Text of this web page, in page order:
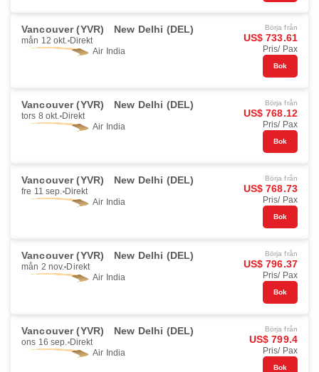
Vancouver (YVR) New Delhi (DEL)
mån 12 okt. Direkt
Air India
Börja från
US$ 733.61
Pris/ Pax
Bok
Vancouver (YVR) New Delhi (DEL)
tors 8 okt. Direkt
Air India
Börja från
US$ 768.12
Pris/ Pax
Bok
Vancouver (YVR) New Delhi (DEL)
fre 11 sep. Direkt
Air India
Börja från
US$ 768.73
Pris/ Pax
Bok
Vancouver (YVR) New Delhi (DEL)
mån 2 nov. Direkt
Air India
Börja från
US$ 796.37
Pris/ Pax
Bok
Vancouver (YVR) New Delhi (DEL)
ons 16 sep. Direkt
Air India
Börja från
US$ 799.4
Pris/ Pax
Bok